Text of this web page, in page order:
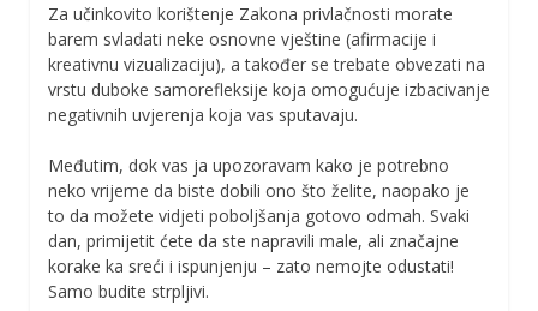
Za učinkovito korištenje Zakona privlačnosti morate
barem svladati neke osnovne vještine (afirmacije i
kreativnu vizualizaciju), a također se trebate obvezati na
vrstu duboke samorefleksije koja omogućuje izbacivanje
negativnih uvjerenja koja vas sputavaju.
Međutim, dok vas ja upozoravam kako je potrebno
neko vrijeme da biste dobili ono što želite, naopako je
to da možete vidjeti poboljšanja gotovo odmah. Svaki
dan, primijetit ćete da ste napravili male, ali značajne
korake ka sreći i ispunjenju – zato nemojte odustati!
Samo budite strpljivi.